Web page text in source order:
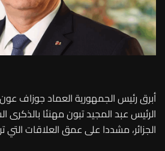
أبرق رئيس الجمهورية العماد جوزاف عون
الرئيس عبد المجيد تبون مهنئا بالذكرى
الجزائر، مشددا على عمق العلاقات التي